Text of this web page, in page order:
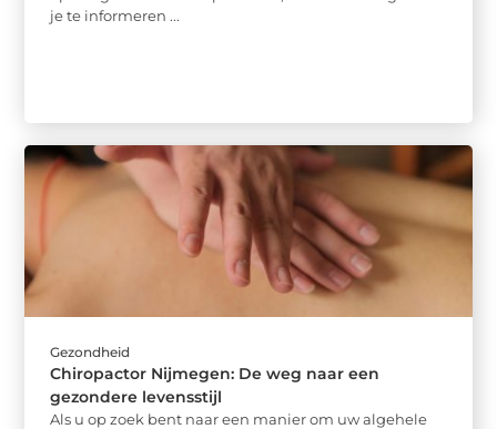
je te informeren ...
Gezondheid
Chiropactor Nijmegen: De weg naar een
gezondere levensstijl
Als u op zoek bent naar een manier om uw algehele